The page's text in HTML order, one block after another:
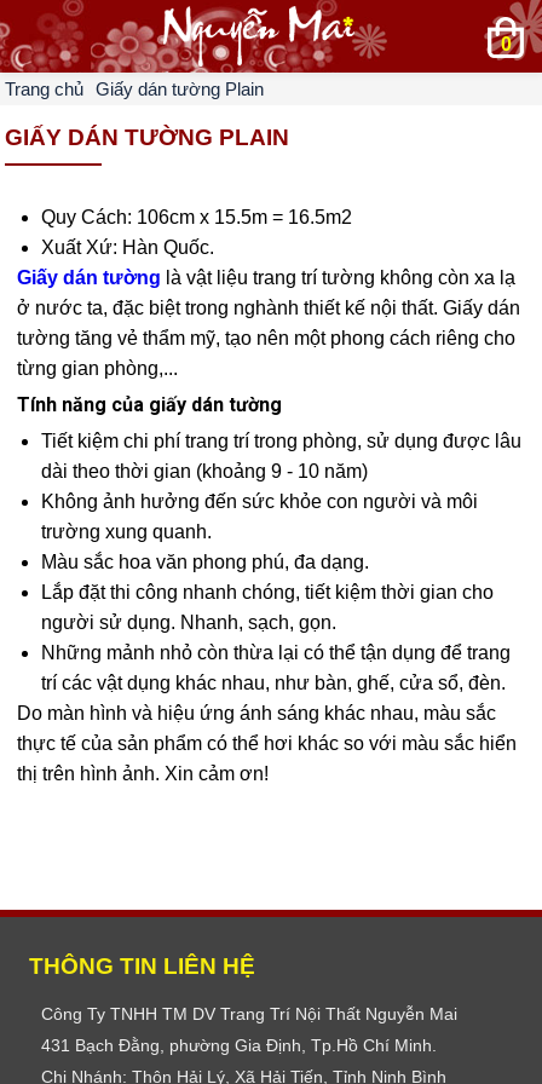
0
Trang chủ Giấy dán tường Plain
GIẤY DÁN TƯỜNG PLAIN
Quy Cách: 106cm x 15.5m = 16.5m2
Xuất Xứ: Hàn Quốc.
Giấy dán tường là vật liệu trang trí tường không còn xa lạ
ở nước ta, đặc biệt trong nghành thiết kế nội thất. Giấy dán
tường tăng vẻ thẩm mỹ, tạo nên một phong cách riêng cho
từng gian phòng,...
Tính năng của giấy dán tường
Tiết kiệm chi phí trang trí trong phòng, sử dụng được lâu
dài theo thời gian (khoảng 9 - 10 năm)
Không ảnh hưởng đến sức khỏe con người và môi
trường xung quanh.
Màu sắc hoa văn phong phú, đa dạng.
Lắp đặt thi công nhanh chóng, tiết kiệm thời gian cho
người sử dụng. Nhanh, sạch, gọn.
Những mảnh nhỏ còn thừa lại có thể tận dụng để trang
trí các vật dụng khác nhau, như bàn, ghế, cửa sổ, đèn.
Do màn hình và hiệu ứng ánh sáng khác nhau, màu sắc
thực tế của sản phẩm có thể hơi khác so với màu sắc hiển
thị trên hình ảnh. Xin cảm ơn!
THÔNG TIN LIÊN HỆ
Công Ty TNHH TM DV Trang Trí Nội Thất Nguyễn Mai
431 Bạch Đằng, phường Gia Định, Tp.Hồ Chí Minh.
Chi Nhánh: Thôn Hải Lý, Xã Hải Tiến, Tỉnh Ninh Bình